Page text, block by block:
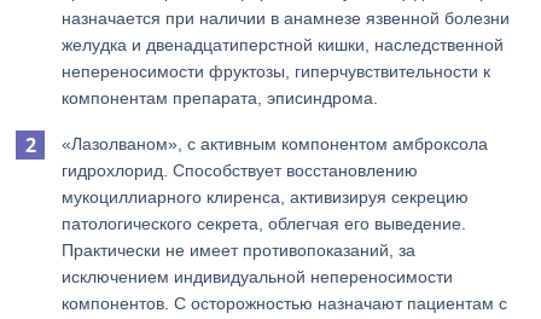
назначается при наличии в анамнезе язвенной болезни
желудка и двенадцатиперстной кишки, наследственной
непереносимости фруктозы, гиперчувствительности к
компонентам препарата, эписиндрома.
«Лазолваном», с активным компонентом амброксола
гидрохлорид. Способствует восстановлению
мукоциллиарного клиренса, активизируя секрецию
патологического секрета, облегчая его выведение.
Практически не имеет противопоказаний, за
исключением индивидуальной непереносимости
компонентов. С осторожностью назначают пациентам с